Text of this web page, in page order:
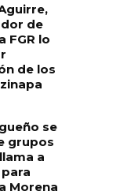
de
FGR lo
de los
se
grupos
a
Morena